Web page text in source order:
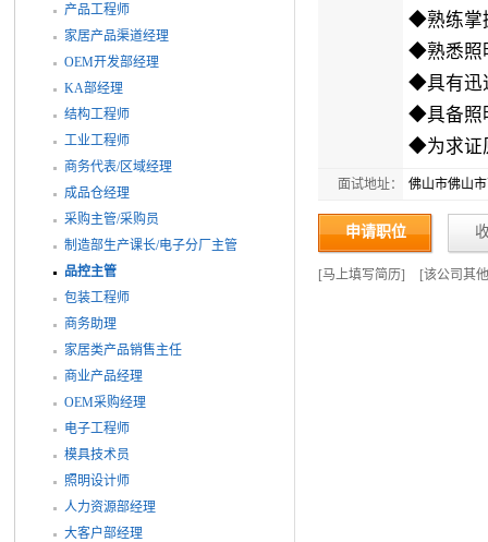
产品工程师
家居产品渠道经理
OEM开发部经理
KA部经理
结构工程师
工业工程师
商务代表/区域经理
成品仓经理
采购主管/采购员
制造部生产课长/电子分厂主管
品控主管
包装工程师
商务助理
家居类产品销售主任
商业产品经理
OEM采购经理
电子工程师
模具技术员
照明设计师
人力资源部经理
大客户部经理
◆熟练掌
◆熟悉照
◆具有迅
◆具备照
◆为求证
面试地址： 佛山市佛山
申请职位
[马上填写简历] [该公司其